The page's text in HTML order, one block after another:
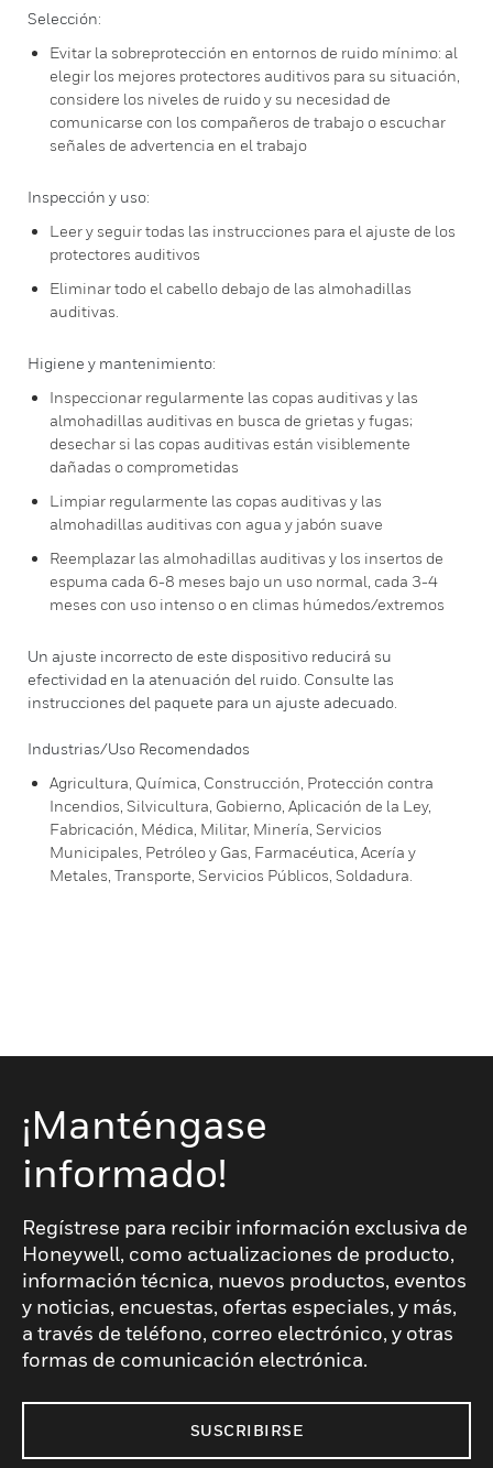
Selección:
Evitar la sobreprotección en entornos de ruido mínimo: al
elegir los mejores protectores auditivos para su situación,
considere los niveles de ruido y su necesidad de
comunicarse con los compañeros de trabajo o escuchar
señales de advertencia en el trabajo
Inspección y uso:
Leer y seguir todas las instrucciones para el ajuste de los
protectores auditivos
Eliminar todo el cabello debajo de las almohadillas
auditivas.
Higiene y mantenimiento:
Inspeccionar regularmente las copas auditivas y las
almohadillas auditivas en busca de grietas y fugas;
desechar si las copas auditivas están visiblemente
dañadas o comprometidas
Limpiar regularmente las copas auditivas y las
almohadillas auditivas con agua y jabón suave
Reemplazar las almohadillas auditivas y los insertos de
espuma cada 6-8 meses bajo un uso normal, cada 3-4
meses con uso intenso o en climas húmedos/extremos
Un ajuste incorrecto de este dispositivo reducirá su
efectividad en la atenuación del ruido. Consulte las
instrucciones del paquete para un ajuste adecuado.
Industrias/Uso Recomendados
Agricultura, Química, Construcción, Protección contra
Incendios, Silvicultura, Gobierno, Aplicación de la Ley,
Fabricación, Médica, Militar, Minería, Servicios
Municipales, Petróleo y Gas, Farmacéutica, Acería y
Metales, Transporte, Servicios Públicos, Soldadura.
¡Manténgase
informado!
Regístrese para recibir información exclusiva de
Honeywell, como actualizaciones de producto,
información técnica, nuevos productos, eventos
y noticias, encuestas, ofertas especiales, y más,
a través de teléfono, correo electrónico, y otras
formas de comunicación electrónica.
SUSCRIBIRSE